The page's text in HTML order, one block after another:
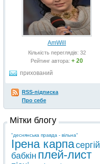
AmWill
Кількість переглядів: 32
Рейтинг автора: + 20
прихований
RSS-підписка
Про себе
Мітки блогу
"деснянська правда - вільна"
Ірена карпасергій
бабкін плей-лист